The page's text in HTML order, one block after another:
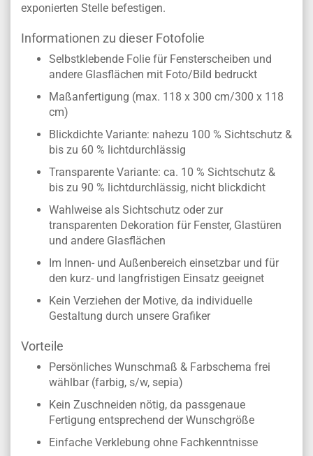
exponierten Stelle befestigen.
Informationen zu dieser Fotofolie
Selbstklebende Folie für Fensterscheiben und
andere Glasflächen mit Foto/Bild bedruckt
Maßanfertigung (max. 118 x 300 cm/300 x 118
cm)
Blickdichte Variante: nahezu 100 % Sichtschutz &
bis zu 60 % lichtdurchlässig
Transparente Variante: ca. 10 % Sichtschutz &
bis zu 90 % lichtdurchlässig, nicht blickdicht
Wahlweise als Sichtschutz oder zur
transparenten Dekoration für Fenster, Glastüren
und andere Glasflächen
Im Innen- und Außenbereich einsetzbar und für
den kurz- und langfristigen Einsatz geeignet
Kein Verziehen der Motive, da individuelle
Gestaltung durch unsere Grafiker
Vorteile
Persönliches Wunschmaß & Farbschema frei
wählbar (farbig, s/w, sepia)
Kein Zuschneiden nötig, da passgenaue
Fertigung entsprechend der Wunschgröße
Einfache Verklebung ohne Fachkenntnisse